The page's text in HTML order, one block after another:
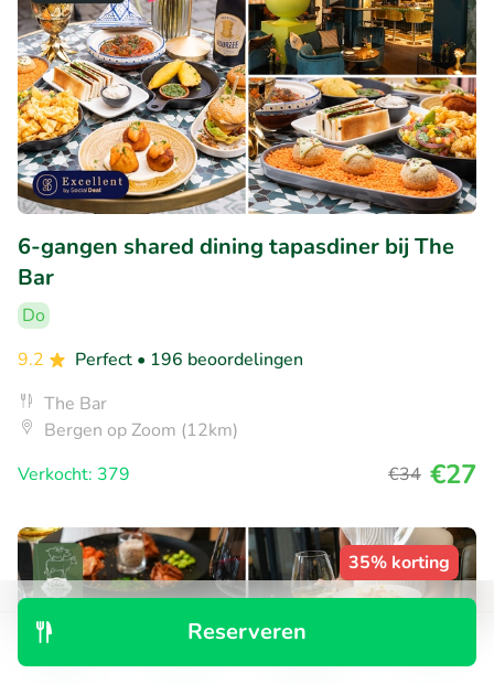
Reserveren
6-gangen shared dining tapasdiner bij The
Bar
Do
9.2
Perfect • 196 beoordelingen
The Bar
Bergen op Zoom (12km)
Verkocht: 379
€34 €27
35% korting